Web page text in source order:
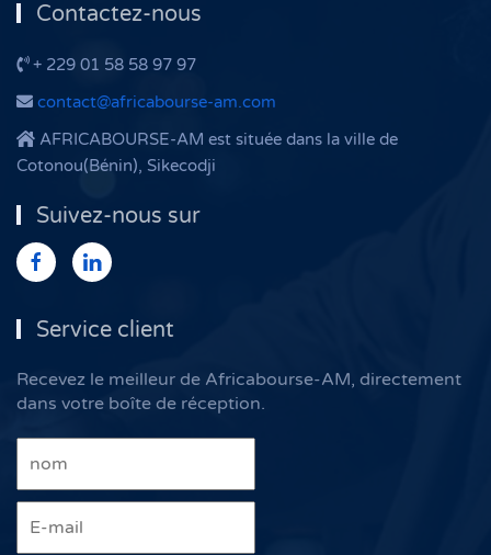
Contactez-nous
+ 229 01 58 58 97 97
contact@africabourse-am.com
AFRICABOURSE-AM est située dans la ville de
Cotonou(Bénin), Sikecodji
Suivez-nous sur
Service client
Recevez le meilleur de Africabourse-AM, directement
dans votre boîte de réception.